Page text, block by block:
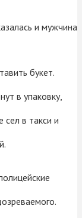
и мужчина
букет.
в упаковку,
сел в такси и